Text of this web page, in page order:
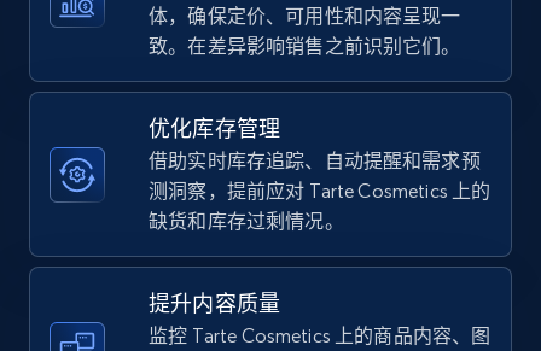
TikTok Shop - category
URL, Title, Available, Description, Currency, Initial
price, Final price, Discount percent, and more.
668+
TikTok Shop - Collect TikTok shop products
体，确保定价、可用性和内容呈现一
致。在差异影响销售之前识别它们。
优化库存管理
借助实时库存追踪、自动提醒和需求预
测洞察，提前应对 Tarte Cosmetics 上的
缺货和库存过剩情况。
提升内容质量
监控 Tarte Cosmetics 上的商品内容、图